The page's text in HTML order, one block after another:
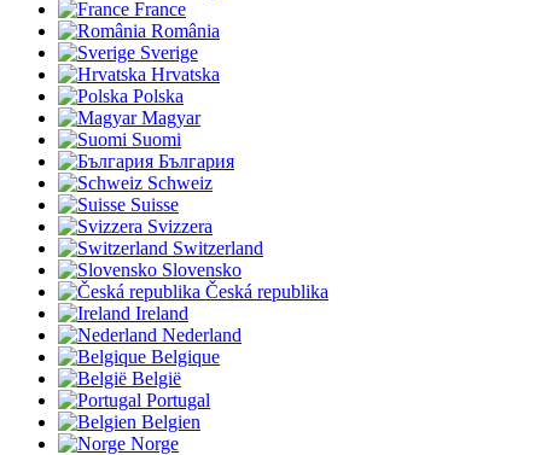
France
România
Sverige
Hrvatska
Polska
Magyar
Suomi
България
Schweiz
Suisse
Svizzera
Switzerland
Slovensko
Česká republika
Ireland
Nederland
Belgique
België
Portugal
Belgien
Norge